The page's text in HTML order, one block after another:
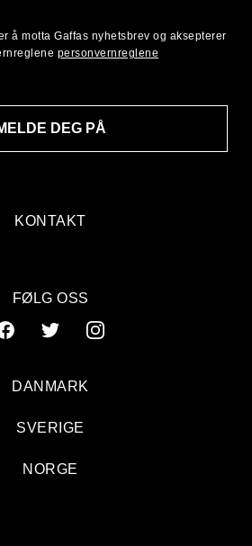
KONTAKT
DEG PÅ
å motta Gaffas nyhetsbrev og aksepterer
personvernreglene
FØLG OSS
DANMARK
SVERIGE
NORGE